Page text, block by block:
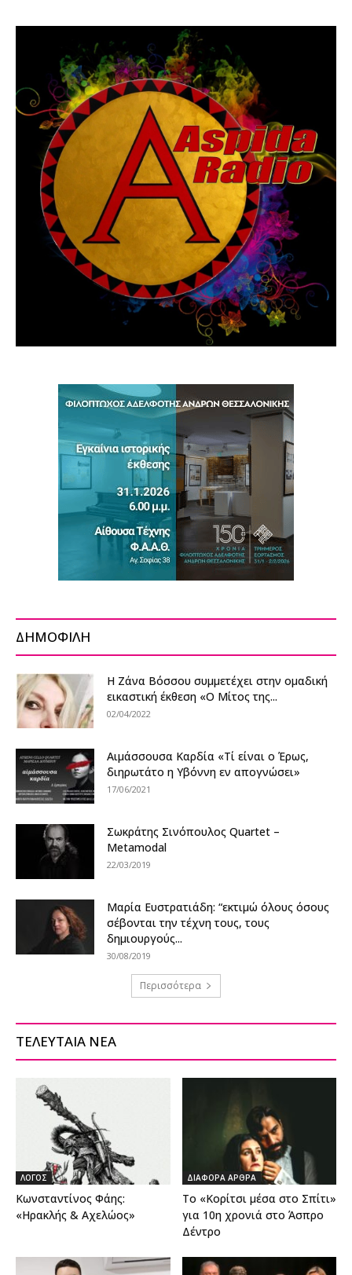
ΔΗΜΟΦΙΛΗ
Η Ζάνα Βόσσου συμμετέχει στην ομαδική
εικαστική έκθεση «O Μίτος της...
02/04/2022
Αιμάσσουσα Καρδία «Τί είναι ο Έρως,
διηρωτάτο η Υβόννη εν απογνώσει»
17/06/2021
Σωκράτης Σινόπουλος Quartet –
Metamodal
22/03/2019
Μαρία Ευστρατιάδη: “εκτιμώ όλους όσους
σέβονται την τέχνη τους, τους
δημιουργούς...
30/08/2019
Περισσότερα
ΤΕΛΕΥΤΑΙΑ ΝΕΑ
ΛΟΓΟΣ
Κωνσταντίνος Φάης:
«Ηρακλής & Αχελώος»
ΔΙΑΦΟΡΑ ΑΡΘΡΑ
Το «Κορίτσι μέσα στο Σπίτι»
για 10η χρονιά στο Άσπρο
Δέντρο